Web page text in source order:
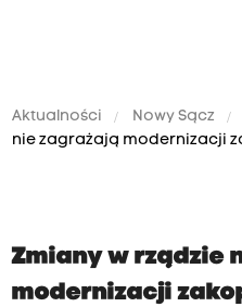
Aktualności Nowy Sącz
nie zagrażają modernizacji
Zmiany w rządzie
modernizacji